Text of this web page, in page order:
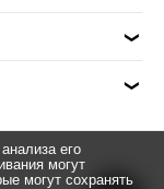
его
могут
могут сохранять